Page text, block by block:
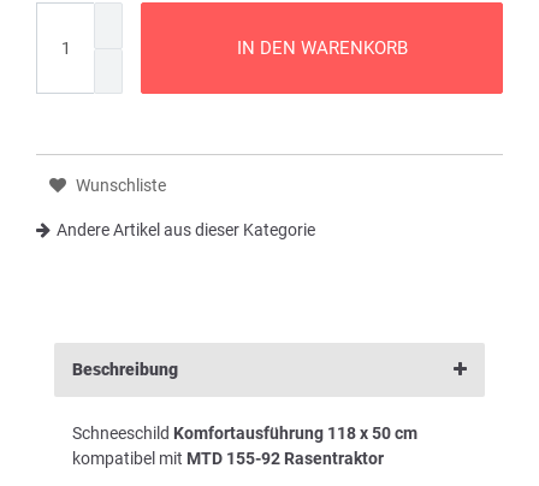
IN DEN WARENKORB
Wunschliste
Andere Artikel aus dieser Kategorie
Beschreibung
Schneeschild Komfortausführung 118 x 50 cm
kompatibel mit MTD 155-92 Rasentraktor